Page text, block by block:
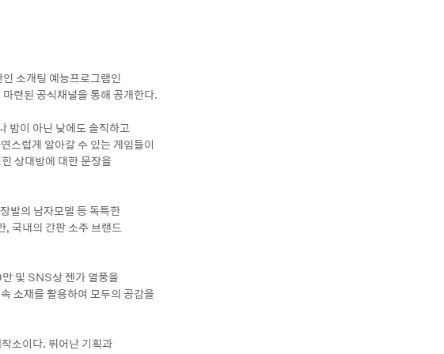
소개팅 예능프로그램인
련된 공식채널을 통해 공개한다.
밤이 아닌 낮에도 솔직하고
스럽게 알아갈 수 있는 게임들이
상대방에 대한 문장을
발의 남자모델 등 독특한
, 국내의 간판 소주 브랜드
및 SNS상 젠가 열풍을
소재를 활용하여 모두의 공감을
소이다. 뛰어난 기획과